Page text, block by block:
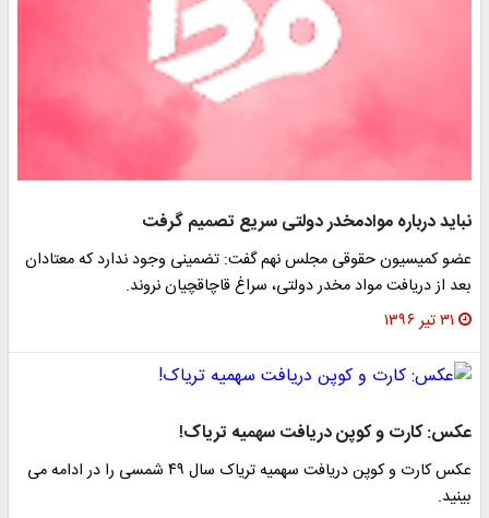
نباید درباره موادمخدر دولتی سریع تصمیم گرفت
عضو کمیسیون حقوقی مجلس نهم گفت: تضمینی وجود ندارد که معتادان
بعد از دریافت مواد مخدر دولتی، سراغ قاچاقچیان نروند.
۳۱ تیر ۱۳۹۶
عکس: کارت و کوپن دریافت سهمیه تریاک!
عکس کارت و کوپن دریافت سهمیه تریاک سال ۴۹ شمسی را در ادامه می
بینید.